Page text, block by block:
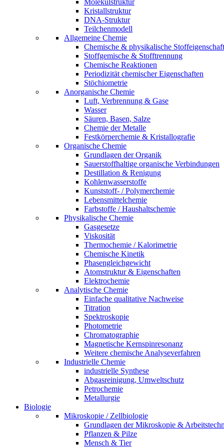
Molekülstruktur
Kristallstruktur
DNA-Struktur
Teilchenmodell
Allgemeine Chemie
Chemische & physikalische
Stoffgemische & Stofftrennung
Chemische Reaktionen
Periodizität chemischer Eigenschaften
Stöchiometrie
Anorganische Chemie
Luft, Verbrennung & Gase
Wasser
Säuren, Basen, Salze
Chemie der Metalle
Festkörperchemie & Kristallografie
Organische Chemie
Grundlagen der Organik
Sauerstoffhaltige organische Verbindungen
Destillation & Renigung
Kohlenwasserstoffe
Kunststoff- / Polymerchemie
Lebensmittelchemie
Farbstoffe / Haushaltschemie
Physikalische Chemie
Gasgesetze
Viskosität
Thermochemie / Kalorimetrie
Chemische Kinetik
Phasengleichgewicht
Atomstruktur & Eigenschaften
Elektrochemie
Analytische Chemie
Einfache qualitative Nachweise
Titration
Spektroskopie
Photometrie
Chromatographie
Magnetische Kernspinresonanz
Weitere chemische Analyseverfahren
Industrielle Chemie
industrielle Synthese
Abgasreinigung, Umweltschutz
Petrochemie
Metallurgie
Biologie
Mikroskopie / Zellbiologie
Grundlagen der Mikroskopie &
Pflanzen & Pilze
Mensch & Tier